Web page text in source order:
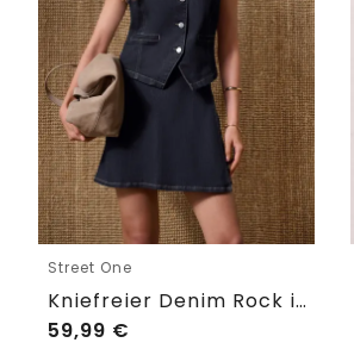
Street One
Kniefreier Denim Rock in Wickeloptik
59,99 €